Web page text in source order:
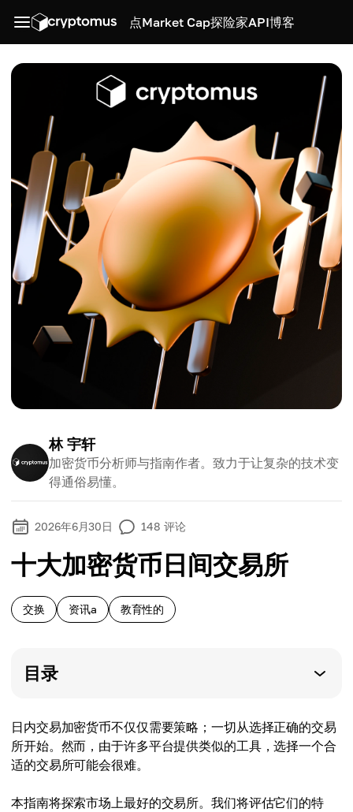
点Market Cap探险家API博客
林 宇轩
加密货币分析师与指南作者。致力于让复杂的技术变
得通俗易懂。
2026年6月30日 148 评论
十大加密货币日间交易所
交换 资讯a 教育性的
目录
日内交易加密货币不仅仅需要策略；一切从选择正确的交易
所开始。然而，由于许多平台提供类似的工具，选择一个合
适的交易所可能会很难。
本指南将探索市场上最好的交易所。我们将评估它们的特